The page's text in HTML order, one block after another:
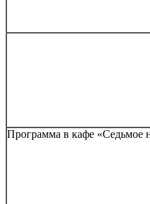
Программа в кафе «Седьмое